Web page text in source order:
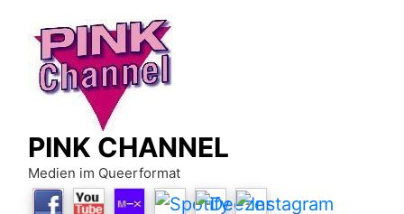
content
PINK CHANNEL
Medien im Queerformat